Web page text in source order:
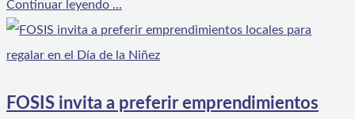
Continuar leyendo ...
FOSIS invita a preferir emprendimientos